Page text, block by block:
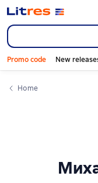
Promo code New
Home
Слайдер с книгами
Слайдер с книгами